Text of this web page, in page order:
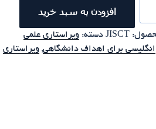
افزودن به سبد خرید
JISCT دسته: ویراستاری علمی
انگلیسی برای اهداف دانشگاهی, ویراستاری